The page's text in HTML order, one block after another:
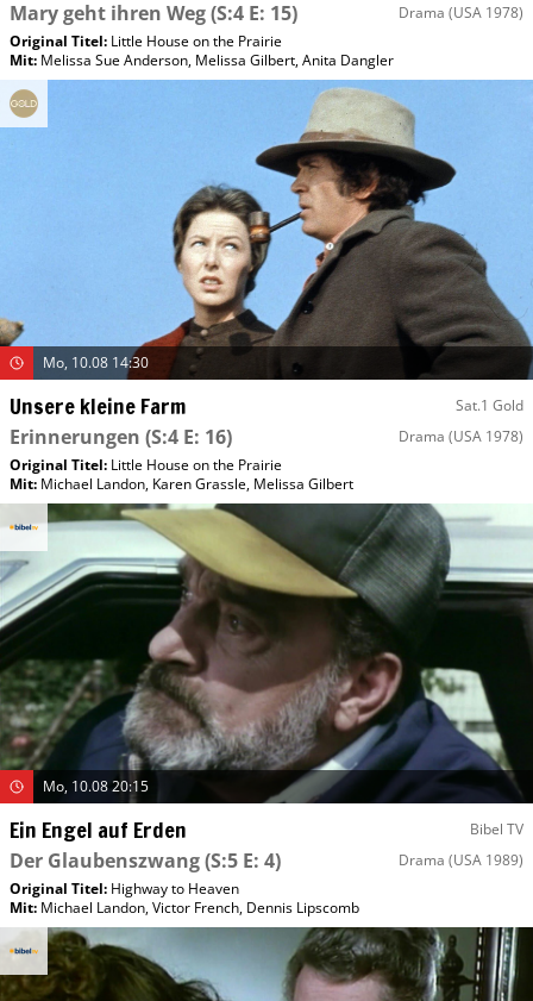
Mary geht ihren Weg(S:4 E: 15) Drama (USA 1978)
Original Titel: Little House on the Prairie
Mit: Melissa Sue Anderson, Melissa Gilbert,Anita Dangler
Mo, 10.08 14:30
Unsere kleine Farm Sat.1 Gold
Erinnerungen (S:4 E: 16) Drama (USA 1978)
Original Titel: Little House on the Prairie
Mit: Michael Landon, Karen Grassle, Melissa Gilbert
Mo, 10.08 20:15
Ein Engel auf Erden Bibel TV
Der Glaubenszwang(S:5 E: 4) Drama (USA 1989)
Original Titel: Highway to Heaven
Mit: Michael Landon,Victor French, Dennis Lipscomb